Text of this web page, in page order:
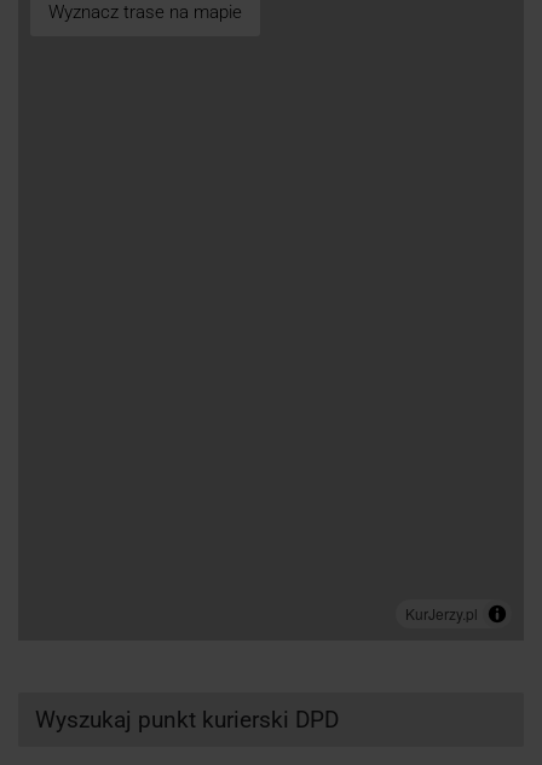
Wyznacz trase na mapie
Wyszukaj punkt kurierski DPD